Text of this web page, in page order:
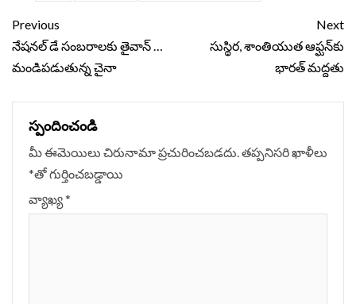
Continue
Reading
Previous
నేషనల్ డే సంబరాలకు తైవాన్ …
మండిపడుతున్న చైనా
Next
సుస్థిర, శాంతియుత ఆఫ్ఘన్‌కు
భారత్ మద్దతు
స్పందించండి
మీ ఈమెయిలు చిరునామా ప్రచురించబడదు.తప్పనిసరి ఖాళీలు
*‌తో గుర్తించబడ్డాయి
వ్యాఖ్య*